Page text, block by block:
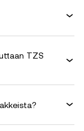
TZS